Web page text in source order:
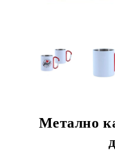
Метално